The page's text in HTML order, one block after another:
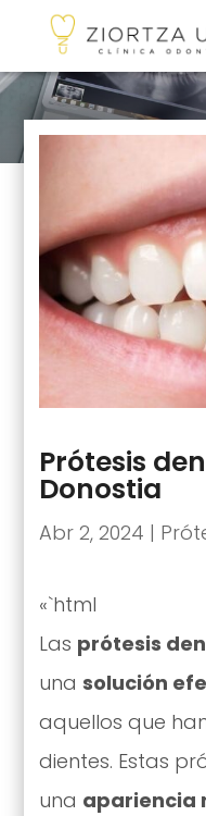
Prótesis
Donostia
Abr 2, 2024 |
«`html
Las prótesis
una solución
aquellos que
dientes. Estas
una apariencia